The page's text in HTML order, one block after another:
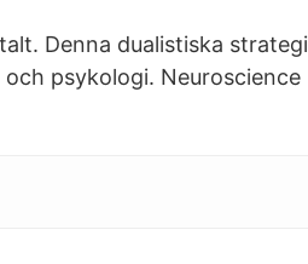
Denna dualistiska strategi
psykologi. Neuroscience